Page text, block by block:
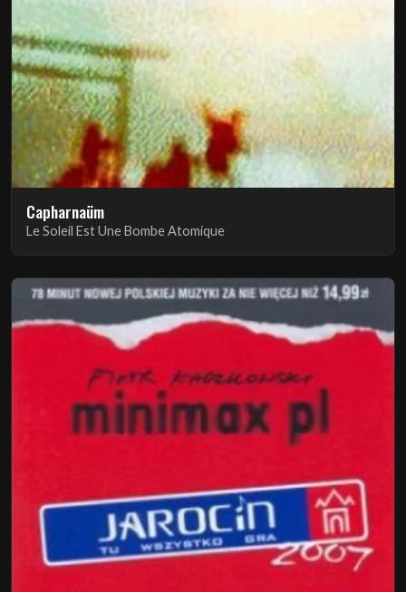
Capharnaüm
Le Soleil Est Une Bombe Atomique